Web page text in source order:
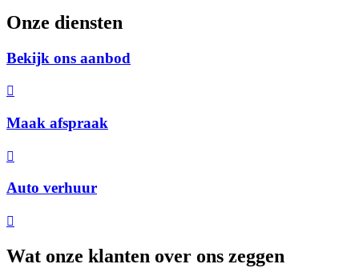
Onze diensten
Bekijk ons aanbod
Maak afspraak
Auto verhuur
Wat onze klanten over ons zeggen